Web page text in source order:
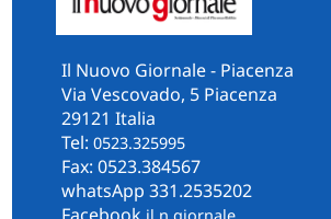
Il Nuovo Giornale - Piacenza
Via Vescovado, 5 Piacenza
29121 Italia
Tel: 0523.325995
Fax: 0523.384567
whatsApp 331.2535202
Facebook il.n.giornale